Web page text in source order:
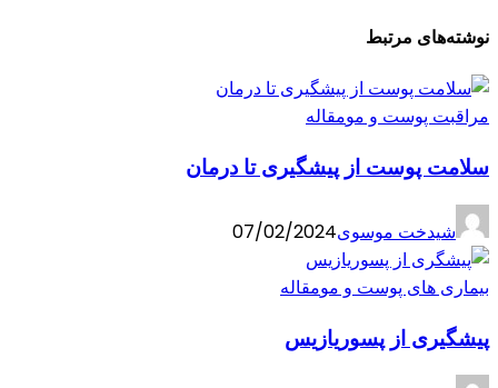
نوشته‌های مرتبط
مراقبت پوست و مومقاله
سلامت پوست از پیشگیری تا درمان
شیدخت موسوی07/02/2024
بیماری های پوست و مومقاله
پیشگیری از پسوریازیس